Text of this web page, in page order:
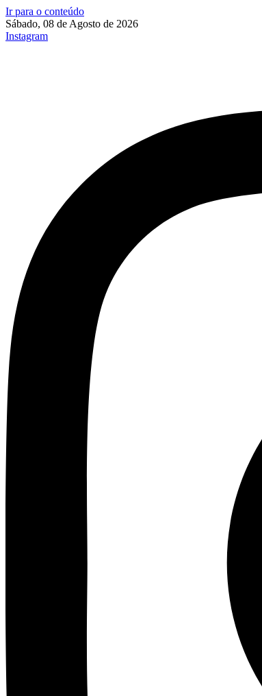
Ir para o conteúdo
Sábado, 08 de Agosto de 2026
Instagram